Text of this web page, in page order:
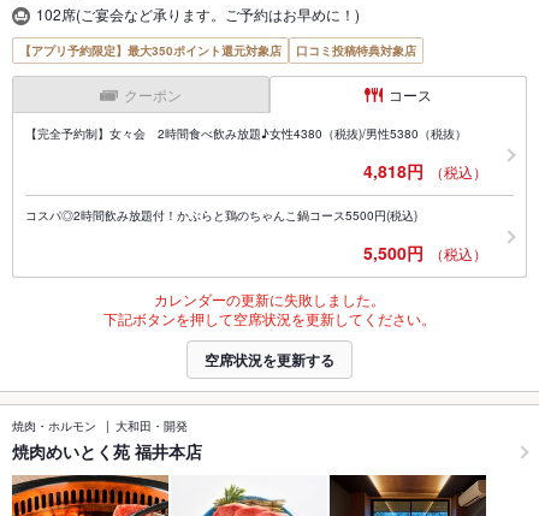
102席(ご宴会など承ります。ご予約はお早めに！)
【アプリ予約限定】最大350ポイント還元対象店 口コミ投稿特典対象店
クーポン コース
【完全予約制】女々会 2時間食べ飲み放題♪女性4380（税抜)/男性5380（税抜）
4,818円 （税込）
コスパ◎2時間飲み放題付！かぶらと鶏のちゃんこ鍋コース5500円(税込)
5,500円 （税込）
カレンダーの更新に失敗しました。
下記ボタンを押して空席状況を更新してください。
空席状況を更新する
焼肉・ホルモン 大和田・開発
焼肉めいとく苑 福井本店